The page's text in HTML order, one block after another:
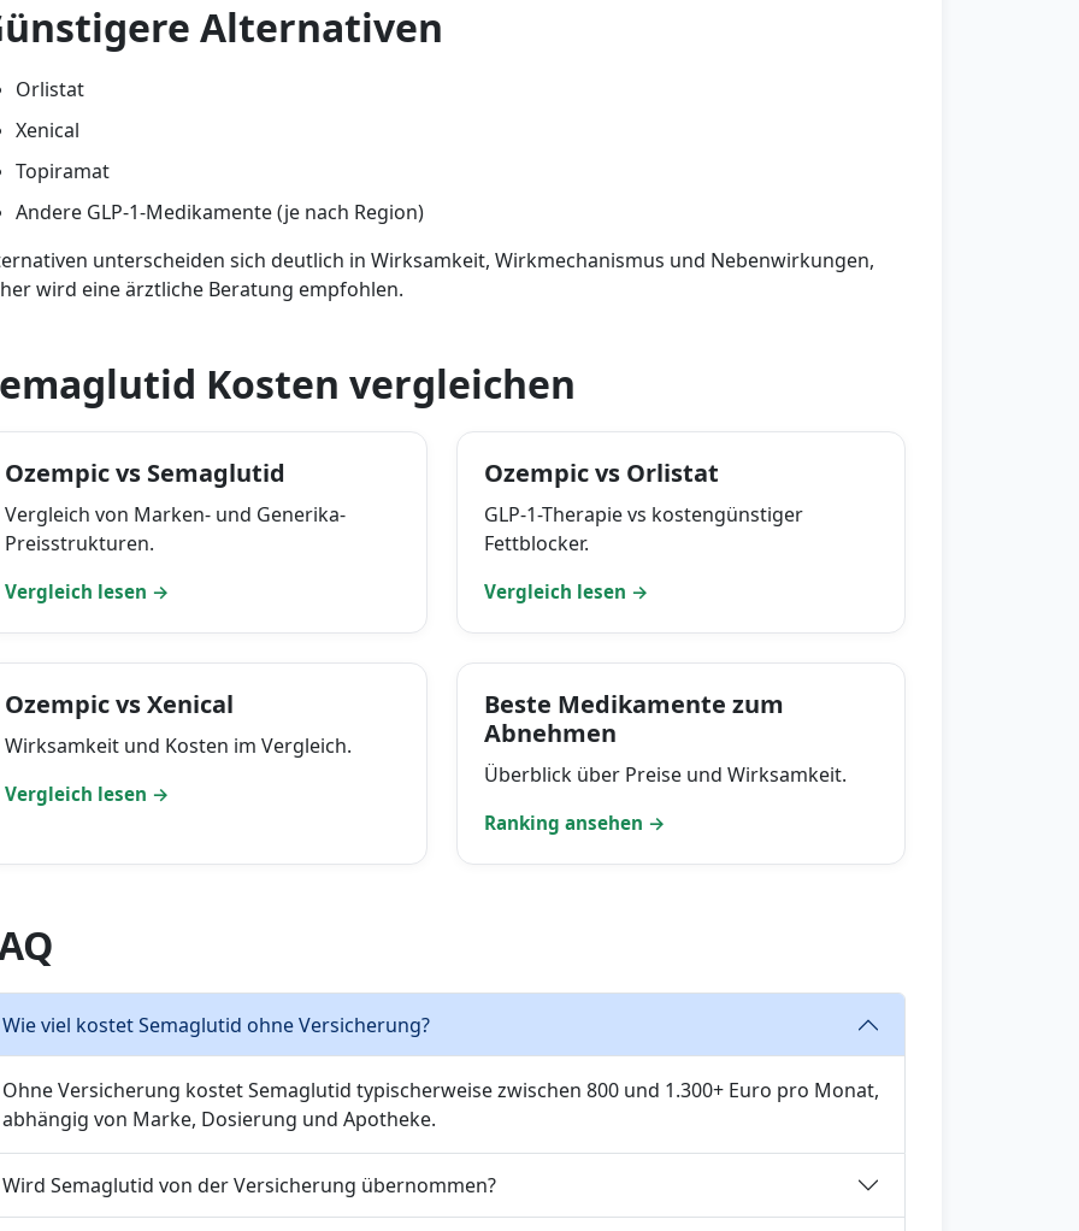
Alternativen
Orlistat
Xenical
Topiramat
Andere GLP-1-Medikamente (je nach Region)
unterscheiden sich deutlich in Wirksamkeit, Wirkmechanismus und Nebenwirkungen,
wird eine ärztliche Beratung empfohlen.
Kosten vergleichen
Ozempic vs Semaglutid
Vergleich von Marken- und Generika-
Preisstrukturen.
Vergleich lesen →
Ozempic vs Orlistat
GLP-1-Therapie vs kostengünstiger
Fettblocker.
Vergleich lesen →
Ozempic vs Xenical
Wirksamkeit und Kosten im Vergleich.
Vergleich lesen →
Beste Medikamente zum
Abnehmen
Überblick über Preise und Wirksamkeit.
Ranking ansehen →
Wie viel kostet Semaglutid ohne Versicherung?
Ohne Versicherung kostet Semaglutid typischerweise zwischen 800 und 1.300+ Euro pro Monat,
abhängig von Marke, Dosierung und Apotheke.
Wird Semaglutid von der Versicherung übernommen?